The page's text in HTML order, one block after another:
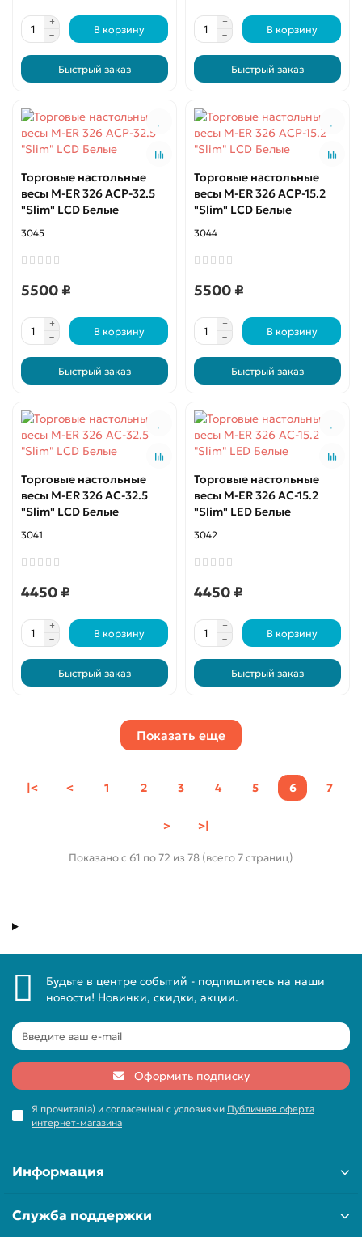
В корзину
Быстрый заказ
В корзину
Быстрый заказ
Торговые настольные
весы M-ER 326 ACP-32.5
"Slim" LCD Белые
3045
5500 ₽
В корзину
Быстрый заказ
Торговые настольные
весы M-ER 326 ACP-15.2
"Slim" LCD Белые
3044
5500 ₽
В корзину
Быстрый заказ
Торговые настольные
весы M-ER 326 AC-32.5
"Slim" LCD Белые
3041
4450 ₽
В корзину
Быстрый заказ
Торговые настольные
весы M-ER 326 AC-15.2
"Slim" LED Белые
3042
4450 ₽
В корзину
Быстрый заказ
Показать еще
|< < 1 2 3 4 5 6 7
> >|
Показано с 61 по 72 из 78 (всего 7 страниц)
Будьте в центре событий - подпишитесь на наши
новости! Новинки, скидки, акции.
Оформить подписку
Я прочитал(а) и согласен(на) с условиями Публичная оферта
интернет-магазина
Информация
Служба поддержки